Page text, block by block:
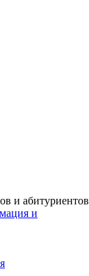
и абитуриентов
и